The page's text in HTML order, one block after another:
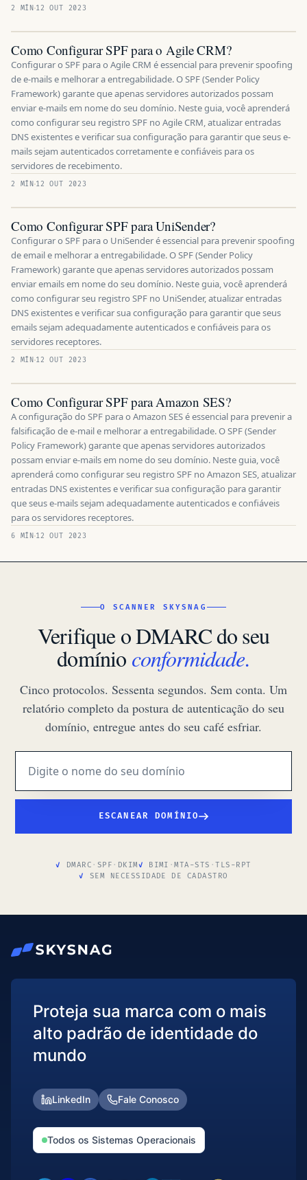
2 MÍN 12 OUT 2023
Como Configurar SPF para o Agile CRM?
Configurar o SPF para o Agile CRM é essencial para prevenir spoofing
de e-mails e melhorar a entregabilidade. O SPF (Sender Policy
Framework) garante que apenas servidores autorizados possam
enviar e-mails em nome do seu domínio. Neste guia, você aprenderá
como configurar seu registro SPF no Agile CRM, atualizar entradas
DNS existentes e verificar sua configuração para garantir que seus e-
mails sejam autenticados corretamente e confiáveis para os
servidores de recebimento.
2 MÍN 12 OUT 2023
Como Configurar SPF para UniSender?
Configurar o SPF para o UniSender é essencial para prevenir spoofing
de email e melhorar a entregabilidade. O SPF (Sender Policy
Framework) garante que apenas servidores autorizados possam
enviar emails em nome do seu domínio. Neste guia, você aprenderá
como configurar seu registro SPF no UniSender, atualizar entradas
DNS existentes e verificar sua configuração para garantir que seus
emails sejam adequadamente autenticados e confiáveis para os
servidores receptores.
2 MÍN 12 OUT 2023
Como Configurar SPF para Amazon SES?
A configuração do SPF para o Amazon SES é essencial para prevenir a
falsificação de e-mail e melhorar a entregabilidade. O SPF (Sender
Policy Framework) garante que apenas servidores autorizados
possam enviar e-mails em nome do seu domínio. Neste guia, você
aprenderá como configurar seu registro SPF no Amazon SES, atualizar
entradas DNS existentes e verificar sua configuração para garantir
que seus e-mails sejam adequadamente autenticados e confiáveis
para os servidores receptores.
6 MÍN 12 OUT 2023
O SCANNER SKYSNAG
Verifique o DMARC do seu
domínio conformidade.
Cinco protocolos. Sessenta segundos. Sem conta. Um
relatório completo da postura de autenticação do seu
domínio, entregue antes do seu café esfriar.
ESCANEAR DOMÍNIO
DMARC · SPF · DKIM BIMI ·MTA-STS ·TLS-RPT
SEM NECESSIDADE DE CADASTRO
Proteja sua marca com o mais
alto padrão de identidade do
mundo
LinkedIn Fale Conosco
Todos os Sistemas Operacionais